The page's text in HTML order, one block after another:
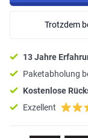
Trotzdem
13 Jahre
Paketabholung
Kostenlose
Exzellent